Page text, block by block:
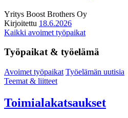
Yritys Boost Brothers Oy
Kirjoitettu 18.6.2026
Kaikki avoimet työpaikat
Työpaikat & työelämä
Avoimet työpaikat Työelämän uutisia
Teemat & liitteet
Toimialakatsaukset